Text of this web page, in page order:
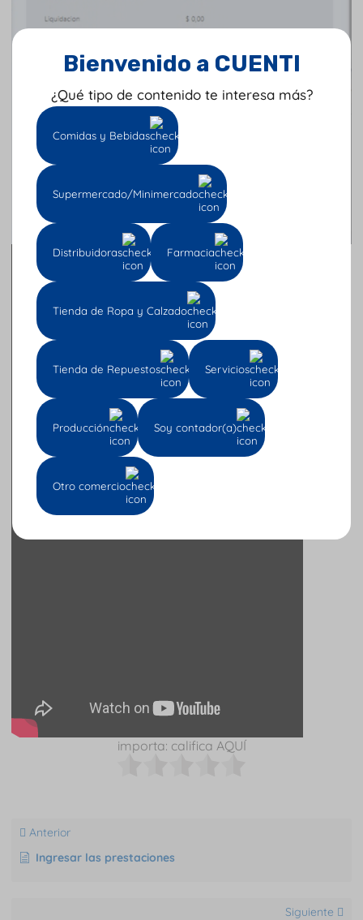
importa: califica AQUÍ
Anterior
Ingresar las prestaciones
Siguiente
Bienvenido a CUENTI
¿Qué tipo de contenido te interesa más?
Comidas y Bebidas
Supermercado/Minimercado
Distribuidoras Farmacia
Tienda de Ropa y Calzado
Tienda de Repuestos Servicios
Producción Soy contador(a)
Otro comercio